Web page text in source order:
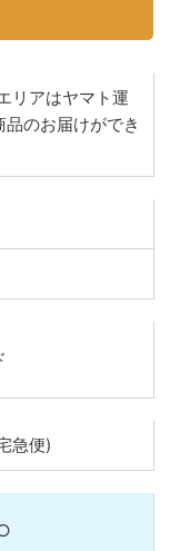
リアはヤマト運
のお届けができ
急便)